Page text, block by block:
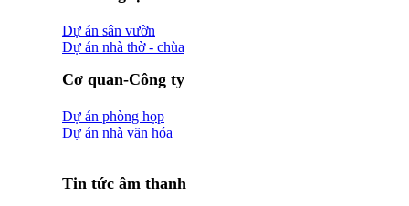
Dự án sân vườn
Dự án nhà thờ - chùa
Cơ quan-Công ty
Dự án phòng họp
Dự án nhà văn hóa
Tin tức âm thanh